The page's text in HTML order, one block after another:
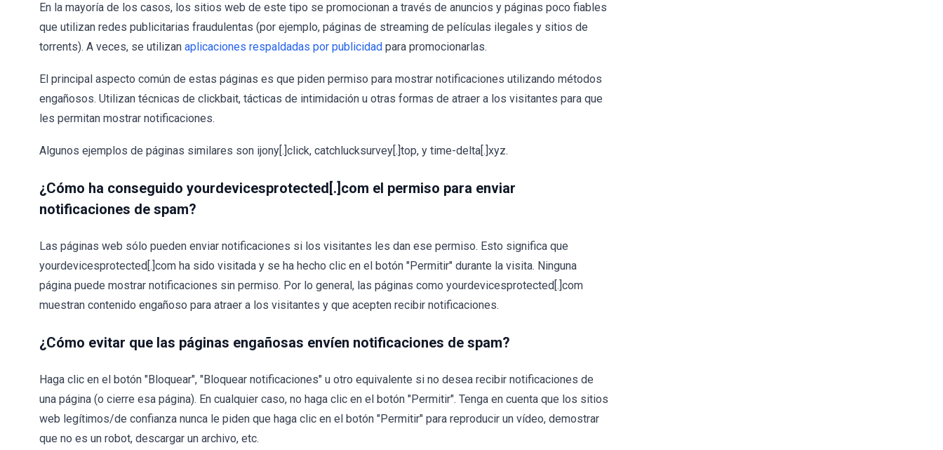
En la mayoría de los casos, los sitios web de este tipo se promocionan a través de anuncios y páginas poco fiables
que utilizan redes publicitarias fraudulentas (por ejemplo, páginas de streaming de películas ilegales y sitios de
torrents). A veces, se utilizan aplicaciones respaldadas por publicidad para promocionarlas.
El principal aspecto común de estas páginas es que piden permiso para mostrar notificaciones utilizando métodos
engañosos. Utilizan técnicas de clickbait, tácticas de intimidación u otras formas de atraer a los visitantes para que
les permitan mostrar notificaciones.
Algunos ejemplos de páginas similares son ijony[.]click, catchlucksurvey[.]top, y time-delta[.]xyz.
¿Cómo ha conseguido yourdevicesprotected[.]com el permiso para enviar
notificaciones de spam?
Las páginas web sólo pueden enviar notificaciones si los visitantes les dan ese permiso. Esto significa que
yourdevicesprotected[.]com ha sido visitada y se ha hecho clic en el botón "Permitir" durante la visita. Ninguna
página puede mostrar notificaciones sin permiso. Por lo general, las páginas como yourdevicesprotected[.]com
muestran contenido engañoso para atraer a los visitantes y que acepten recibir notificaciones.
¿Cómo evitar que las páginas engañosas envíen notificaciones de spam?
Haga clic en el botón "Bloquear", "Bloquear notificaciones" u otro equivalente si no desea recibir notificaciones de
una página (o cierre esa página). En cualquier caso, no haga clic en el botón "Permitir". Tenga en cuenta que los sitios
web legítimos/de confianza nunca le piden que haga clic en el botón "Permitir" para reproducir un vídeo, demostrar
que no es un robot, descargar un archivo, etc.